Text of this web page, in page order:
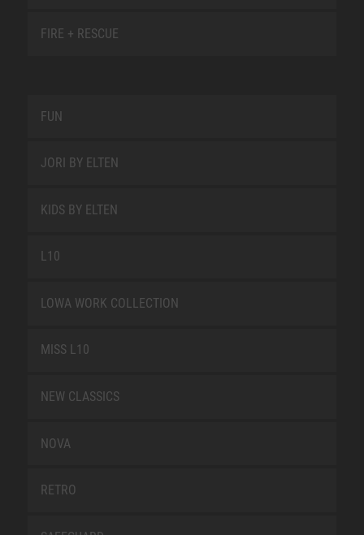
FIRE + RESCUE
FUN
JORI BY ELTEN
KIDS BY ELTEN
L10
LOWA WORK COLLECTION
MISS L10
NEW CLASSICS
NOVA
RETRO